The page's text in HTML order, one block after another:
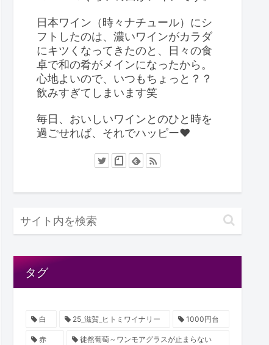
日本ワイン（時々ナチュール）にシ
フトしたのは、濃いワインがカラダ
にキツくなってきたのと、日々の食
卓で和の肴がメインになったから。
心地よいので、いつもちょっと？？
飲みすぎてしまいます笑
毎日、おいしいワインとのひと時を
過ごせれば、それでハッピー❤️
タグ
白 25_滋賀_ヒトミワイナリー 1000円台
赤 徒然葡萄～ワンモアグラスが止まらない